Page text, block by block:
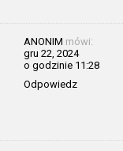
ANONIM mówi:
gru 22, 2024
o godzinie 11:28
Odpowiedz